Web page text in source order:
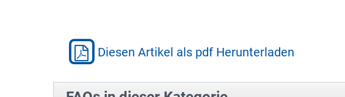
Diesen Artikel als pdf Herunterladen